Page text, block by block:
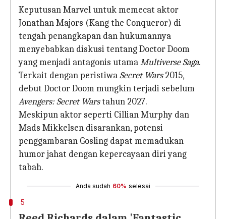
Keputusan Marvel untuk memecat aktor
Jonathan Majors (Kang the Conqueror) di
tengah penangkapan dan hukumannya
menyebabkan diskusi tentang Doctor Doom
yang menjadi antagonis utamaMultiverse Saga.
Terkait dengan peristiwaSecret Wars2015,
debut Doctor Doom mungkin terjadi sebelum
Avengers: Secret Warstahun 2027.
Meskipun aktor seperti Cillian Murphy dan
Mads Mikkelsen disarankan, potensi
penggambaran Gosling dapat memadukan
humor jahat dengan kepercayaan diri yang
tabah.
Anda sudah 60% selesai
5